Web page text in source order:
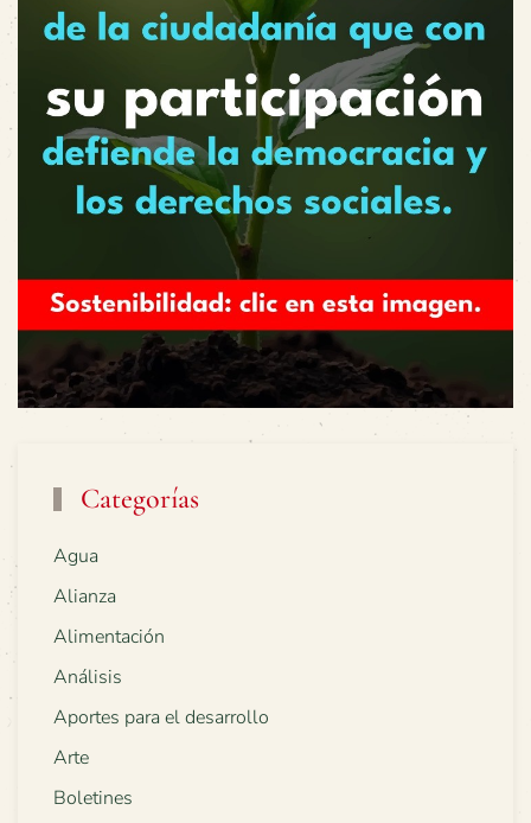
Categorías
Agua
Alianza
Alimentación
Análisis
Aportes para el desarrollo
Arte
Boletines